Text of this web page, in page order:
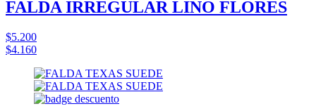
FALDA IRREGULAR LINO FLORES
$5.200
$4.160